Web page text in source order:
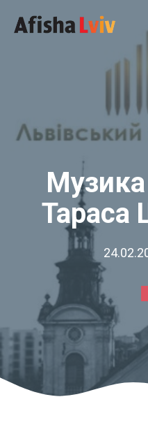
до
Тараса